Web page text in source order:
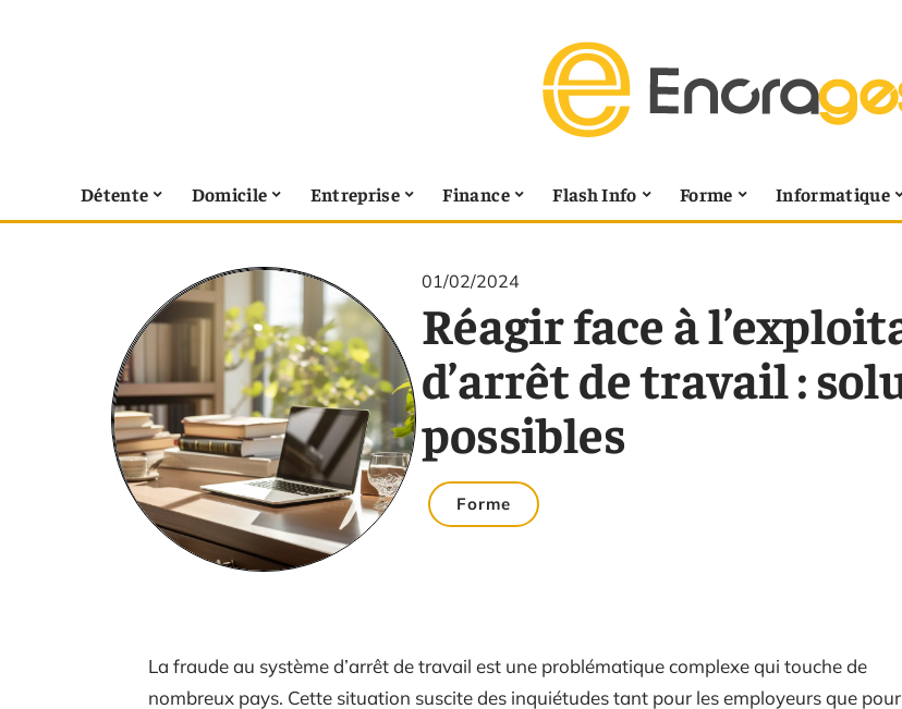
Détente Domicile Entreprise Finance Flash Info Forme Informatique
01/02/2024
Réagir face à
d’arrêt de travail :
possibles
Forme
La fraude au système d’arrêt de travail est une problématique complexe qui touche de
nombreux pays. Cette situation suscite des inquiétudes tant pour les employeurs que pour